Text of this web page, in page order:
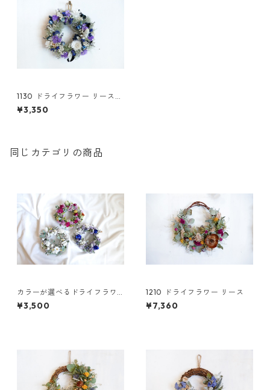
1130 ドライフラワー リース
スモークツリー
¥3,350
同じカテゴリの商品
カラーが選べるドライフラワ
ーリースS
¥3,500
1210 ドライフラワー リース
¥7,360